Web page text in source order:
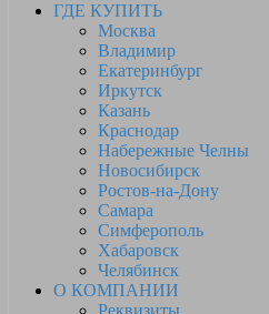
ГДЕ КУПИТЬ
Москва
Владимир
Екатеринбург
Иркутск
Казань
Краснодар
Набережные Челны
Новосибирск
Ростов-на-Дону
Самара
Симферополь
Хабаровск
Челябинск
О КОМПАНИИ
Реквизиты